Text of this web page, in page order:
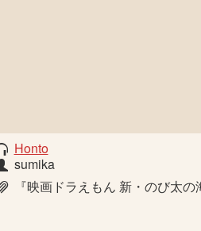
Honto
sumika
『映画ドラえもん 新・のび太